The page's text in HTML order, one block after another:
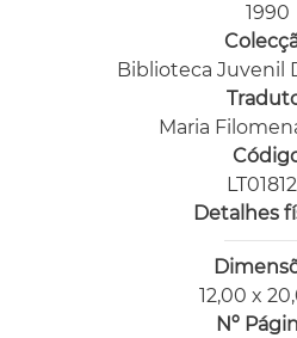
1990
Biblioteca Juvenil
Maria
Detalhes
12,00 x
Nº